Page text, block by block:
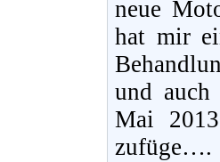
neue
hat mir
und auch
Mai
zufüge….